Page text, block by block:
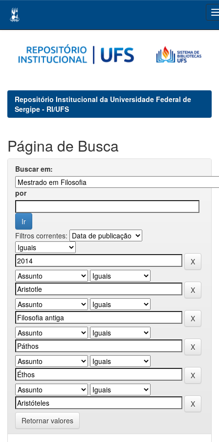
navigation
Repositório Institucional da Universidade Federal de
Sergipe - RI/UFS
Página de Busca
Buscar em:
por
Filtros correntes:
Retornar valores